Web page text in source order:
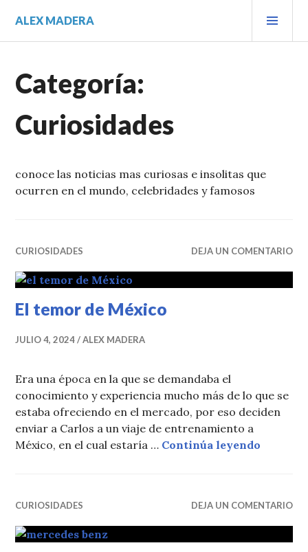
contenido.
ALEX MADERA
Categoría:
Curiosidades
conoce las noticias mas curiosas e insolitas que
ocurren en el mundo, celebridades y famosos
CURIOSIDADES DEJA UN COMENTARIO
El temor de México
JULIO 4, 2024 ALEX MADERA
Era una época en la que se demandaba el
conocimiento y experiencia mucho más de lo que se
estaba ofreciendo en el mercado, por eso deciden
enviar a Carlos a un viaje de entrenamiento a
México, en el cual estaría … Continúa leyendo
CURIOSIDADES DEJA UN COMENTARIO